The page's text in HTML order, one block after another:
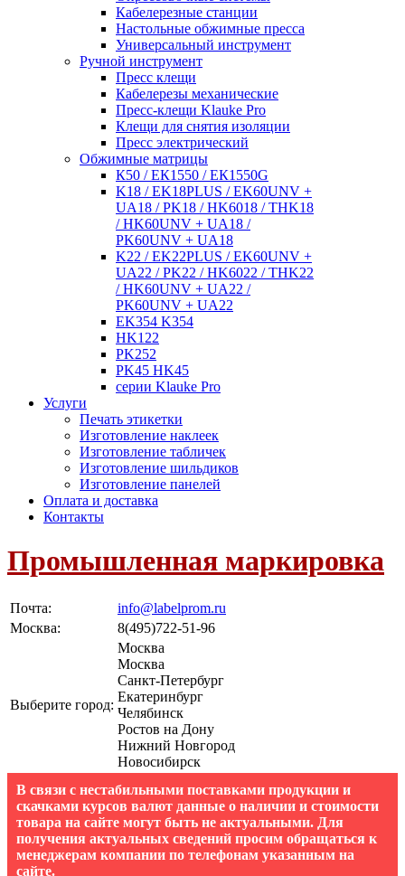
Кабелерезные станции
Настольные обжимные пресса
Универсальный инструмент
Ручной инструмент
Пресс клещи
Кабелерезы механические
Пресс-клещи Klauke Pro
Клещи для снятия изоляции
Пресс электрический
Обжимные матрицы
К50 / ЕК1550 / ЕК1550G
K18 / EK18PLUS / EK60UNV +
UA18 / PK18 / HK6018 / THK18
/ HK60UNV + UA18 /
PK60UNV + UA18
K22 / EK22PLUS / EK60UNV +
UA22 / PK22 / HK6022 / THK22
/ HK60UNV + UA22 /
PK60UNV + UA22
EK354 K354
HK122
PK252
PK45 HK45
серии Klauke Pro
Услуги
Печать этикетки
Изготовление наклеек
Изготовление табличек
Изготовление шильдиков
Изготовление панелей
Оплата и доставка
Контакты
Промышленная маркировка
Почта:
info@labelprom.ru
Москва: 8(495)722-51-96
Выберите город:
Москва
Москва
Санкт-Петербург
Екатеринбург
Челябинск
Ростов на Дону
Нижний Новгород
Новосибирск
В связи с нестабильными поставками продукции и
скачками курсов валют данные о наличии и стоимости
товара на сайте могут быть не актуальными. Для
получения актуальных сведений просим обращаться к
менеджерам компании по телефонам указанным на
сайте.